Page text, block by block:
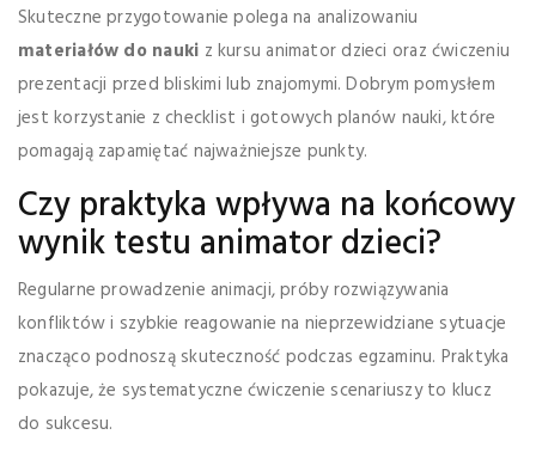
Skuteczne przygotowanie polega na analizowaniu
materiałów do nauki z kursu animator dzieci oraz ćwiczeniu
prezentacji przed bliskimi lub znajomymi. Dobrym pomysłem
jest korzystanie z checklist i gotowych planów nauki, które
pomagają zapamiętać najważniejsze punkty.
Czy praktyka wpływa na końcowy
wynik testu animator dzieci?
Regularne prowadzenie animacji, próby rozwiązywania
konfliktów i szybkie reagowanie na nieprzewidziane sytuacje
znacząco podnoszą skuteczność podczas egzaminu. Praktyka
pokazuje, że systematyczne ćwiczenie scenariuszy to klucz
do sukcesu.